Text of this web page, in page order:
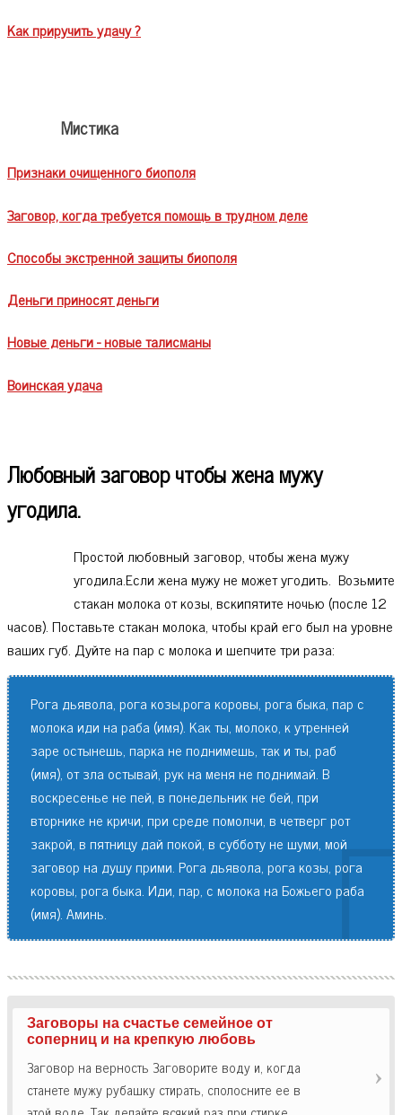
Как приручить удачу ?
Мистика
Признаки очищенного биополя
Заговор, когда требуется помощь в трудном деле
Способы экстренной защиты биополя
Деньги приносят деньги
Новые деньги - новые талисманы
Воинская удача
Любовный заговор чтобы жена мужу
угодила.
Простой любовный заговор, чтобы жена мужу
угодила.Если жена мужу не может угодить. Возьмите
стакан молока от козы, вскипятите ночью (после 12
часов). Поставьте стакан молока, чтобы край его был на уровне
ваших губ. Дуйте на пар с молока и шепчите три раза:
Рога дьявола, рога козы,рога коровы, рога быка, пар с
молока иди на раба (имя). Как ты, молоко, к утренней
заре остынешь, парка не поднимешь, так и ты, раб
(имя), от зла остывай, рук на меня не поднимай. В
воскресенье не пей, в понедельник не бей, при
вторнике не кричи, при среде помолчи, в четверг рот
закрой, в пятницу дай покой, в субботу не шуми, мой
заговор на душу прими. Рога дьявола, рога козы, рога
коровы, рога быка. Иди, пар, с молока на Божьего раба
(имя). Аминь.
Заговоры на счастье семейное от
соперниц и на крепкую любовь
Заговор на верность Заговорите воду и, когда
станете мужу рубашку стирать, сполосните ее в